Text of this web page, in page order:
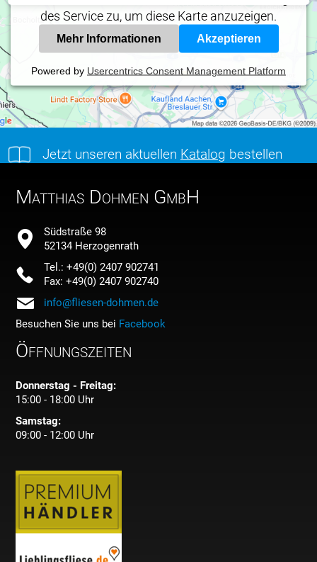
des Service zu, um diese Karte anzuzeigen.
Mehr Informationen Akzeptieren
Powered by Usercentrics Consent Management Platform
Jetzt unseren aktuellen Katalog bestellen
Matthias Dohmen GmbH
Südstraße 98
52134 Herzogenrath
Tel.: +49(0) 2407 902741
Fax: +49(0) 2407 902740
info@fliesen-dohmen.de
Besuchen Sie uns bei Facebook
Öffnungszeiten
Donnerstag - Freitag:
15:00 - 18:00 Uhr
Samstag:
09:00 - 12:00 Uhr